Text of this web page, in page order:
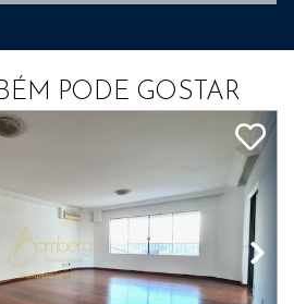
PODE GOSTAR